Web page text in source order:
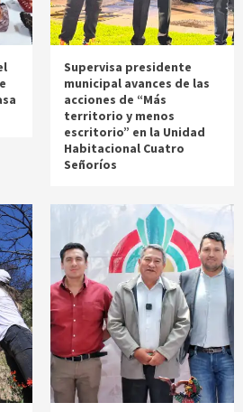
Supervisa presidente
municipal avances de las
acciones de “Más
territorio y menos
escritorio” en la Unidad
Habitacional Cuatro
Señoríos